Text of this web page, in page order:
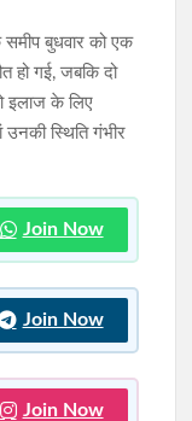
समीप बुधवार को एक
हो गई, जबकि दो
इलाज के लिए
उनकी स्थिति गंभीर
Join Now
Join Now
Join Now